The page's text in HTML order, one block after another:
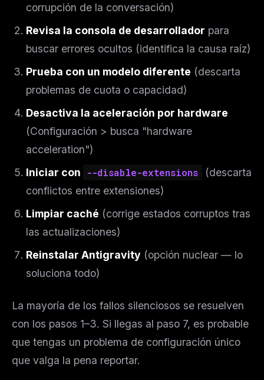
corrupción de la conversación)
Revisa la consola de desarrollador para
buscar errores ocultos (identifica la causa raíz)
Prueba con un modelo diferente (descarta
problemas de cuota o capacidad)
Desactiva la aceleración por hardware
(Configuración > busca "hardware
acceleration")
Iniciar con
--disable-extensions
(descarta
conflictos entre extensiones)
Limpiar caché (corrige estados corruptos tras
las actualizaciones)
Reinstalar Antigravity (opción nuclear — lo
soluciona todo)
La mayoría de los fallos silenciosos se resuelven
con los pasos 1–3. Si llegas al paso 7, es probable
que tengas un problema de configuración único
que valga la pena reportar.